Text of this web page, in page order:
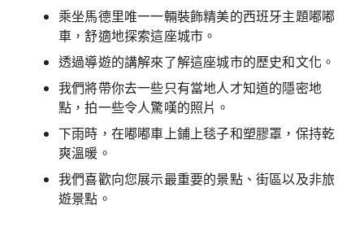
乘坐馬德里唯一一輛裝飾精美的西班牙主題嘟嘟
車，舒適地探索這座城市。
透過導遊的講解來了解這座城市的歷史和文化。
我們將帶你去一些只有當地人才知道的隱密地
點，拍一些令人驚嘆的照片。
下雨時，在嘟嘟車上鋪上毯子和塑膠罩，保持乾
爽溫暖。
我們喜歡向您展示最重要的景點、街區以及非旅
遊景點。